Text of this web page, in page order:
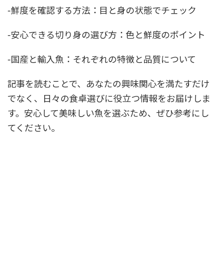
-鮮度を確認する方法：目と身の状態でチェック
-安心できる切り身の選び方：色と鮮度のポイント
-国産と輸入魚：それぞれの特徴と品質について
記事を読むことで、あなたの興味関心を満たすだけ
でなく、日々の食卓選びに役立つ情報をお届けしま
す。安心して美味しい魚を選ぶため、ぜひ参考にし
てください。